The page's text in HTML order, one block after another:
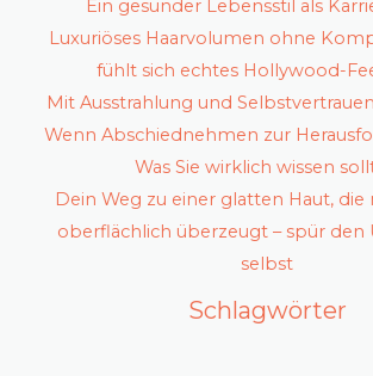
Ein gesunder Lebensstil als
Luxuriöses Haarvolumen ohne
fühlt sich echtes Hollywood-
Mit Ausstrahlung und
Wenn Abschiednehmen zur
Was Sie wirklich wissen
Dein Weg zu einer glatten Haut, die
oberflächlich überzeugt – spür den
selbst
Schlagwörter